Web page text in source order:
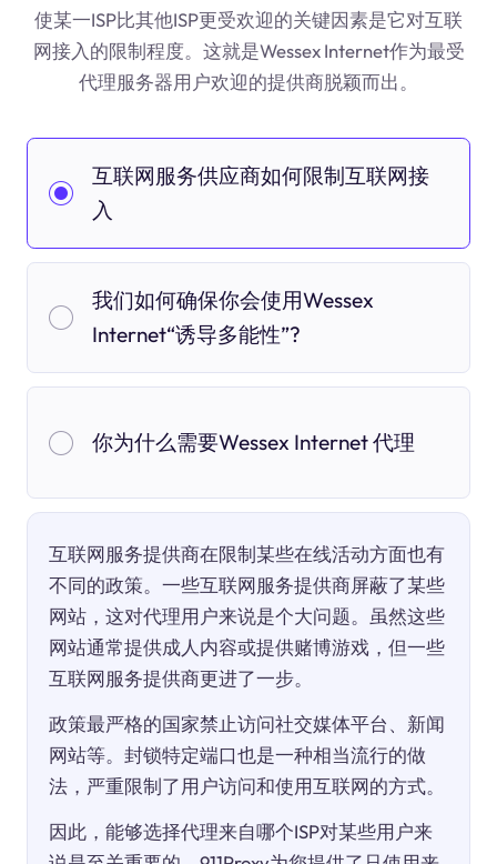
使某一ISP比其他ISP更受欢迎的关键因素是它对互联
网接入的限制程度。这就是Wessex Internet作为最受
代理服务器用户欢迎的提供商脱颖而出。
互联网服务供应商如何限制互联网接
入
我们如何确保你会使用Wessex
Internet“诱导多能性”?
你为什么需要Wessex Internet 代理
互联网服务提供商在限制某些在线活动方面也有
不同的政策。一些互联网服务提供商屏蔽了某些
网站，这对代理用户来说是个大问题。虽然这些
网站通常提供成人内容或提供赌博游戏，但一些
互联网服务提供商更进了一步。
政策最严格的国家禁止访问社交媒体平台、新闻
网站等。封锁特定端口也是一种相当流行的做
法，严重限制了用户访问和使用互联网的方式。
因此，能够选择代理来自哪个ISP对某些用户来